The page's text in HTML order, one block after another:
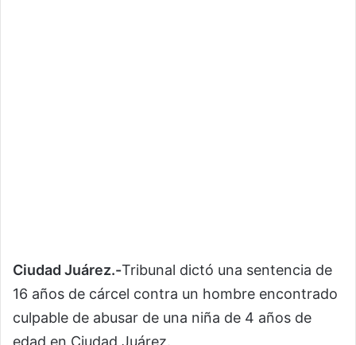
Ciudad Juárez.-Tribunal dictó una sentencia de
16 años de cárcel contra un hombre encontrado
culpable de abusar de una niña de 4 años de
edad en Ciudad Juárez.